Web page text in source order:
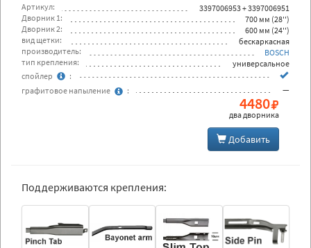
Артикул:
3397006953 + 3397006951
Дворник 1:
700 мм (28'')
Дворник 2:
600 мм (24'')
вид щетки:
бескаркасная
производитель:
BOSCH
тип крепления:
универсальное
спойлер
:
графитовое напыление
: —
4480
два дворника
Добавить
Поддерживаются крепления: